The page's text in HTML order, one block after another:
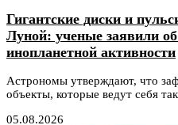
Гигантские диски и
Луной: ученые заявили
инопланетной активности
Астрономы утверждают, что
объекты, которые ведут себя
05.08.2026